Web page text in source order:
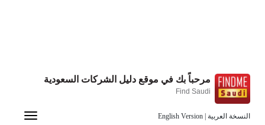
النسخة العربية English Version
مرحباً بك في موقع دليل الشركات السعودية
Find Saudi
Toggle